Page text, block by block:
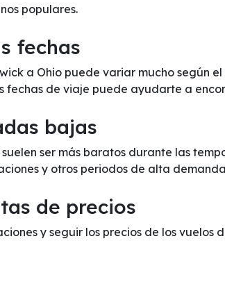
populares.
fechas
a Ohio puede variar mucho según
fechas de viaje puede ayudarte a
bajas
ser más baratos durante las
y otros periodos de alta
de precios
y seguir los precios de los vuelos